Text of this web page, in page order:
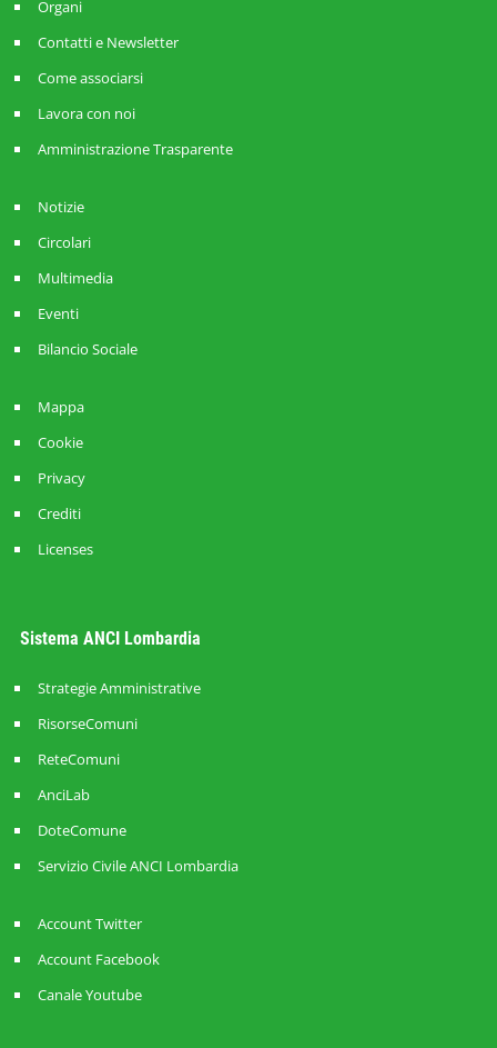
Organi
Contatti e Newsletter
Come associarsi
Lavora con noi
Amministrazione Trasparente
Notizie
Circolari
Multimedia
Eventi
Bilancio Sociale
Mappa
Cookie
Privacy
Crediti
Licenses
Sistema ANCI Lombardia
Strategie Amministrative
RisorseComuni
ReteComuni
AnciLab
DoteComune
Servizio Civile ANCI Lombardia
Account Twitter
Account Facebook
Canale Youtube